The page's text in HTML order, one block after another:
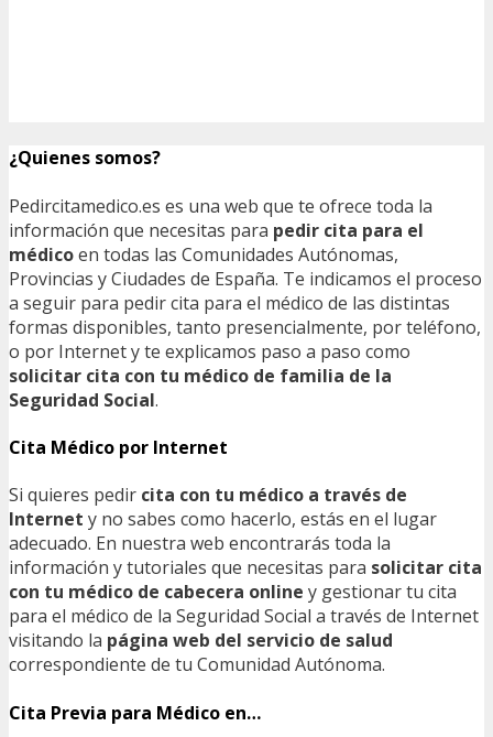
¿Quienes somos?
Pedircitamedico.es es una web que te ofrece toda la
información que necesitas para pedir cita para el
médicoen todas las Comunidades Autónomas,
Provincias y Ciudades de España. Te indicamos el proceso
a seguir para pedir cita para el médico de las distintas
formas disponibles, tanto presencialmente, por teléfono,
o por Internet y te explicamos paso a paso como
solicitar cita con tu médico de familia de la
Seguridad Social.
Cita Médico por Internet
Si quieres pedir cita con tu médico a través de
Internet y no sabes como hacerlo, estás en el lugar
adecuado. En nuestra web encontrarás toda la
información y tutoriales que necesitas para solicitar cita
con tu médico de cabecera online y gestionar tu cita
para el médico de la Seguridad Social a través de Internet
visitando la página web del servicio de salud
correspondiente de tu Comunidad Autónoma.
Cita Previa para Médico en…